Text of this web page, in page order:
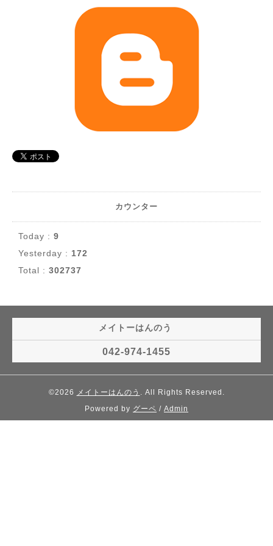
カウンター
Today : 9
Yesterday : 172
Total : 302737
メイトーはんのう
042-974-1455
©2026 メイトーはんのう . All Rights Reserved.
Powered by グーペ / Admin